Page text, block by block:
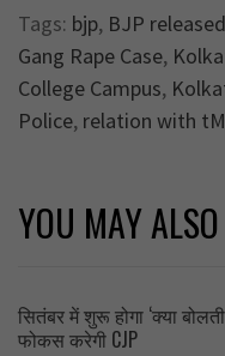
Tags: bjp, BJP
Gang Rape Case,
College Campus,
Police, relation with
YOU MAY
सितंबर में शुरू होगा ‘क्या
फोकस करेगी CJP